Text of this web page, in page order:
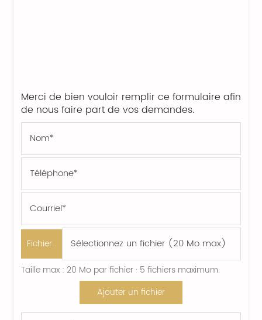
Merci de bien vouloir remplir ce formulaire afin
de nous faire part de vos demandes.
Fichier…
Taille max : 20 Mo par fichier · 5 fichiers maximum.
Ajouter un fichier